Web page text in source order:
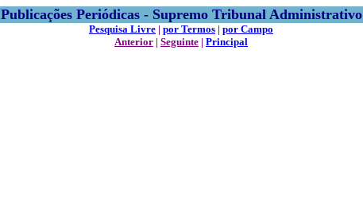
Publicações Periódicas - Supremo Tribunal Administrativo
Pesquisa Livre | por Termos | por Campo
Anterior | Seguinte | Principal